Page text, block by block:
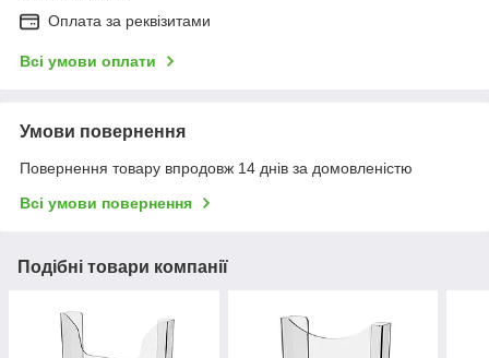
Оплата за реквізитами
Всі умови оплати
Умови повернення
Повернення товару впродовж 14 днів за домовленістю
Всі умови повернення
Подібні товари компанії